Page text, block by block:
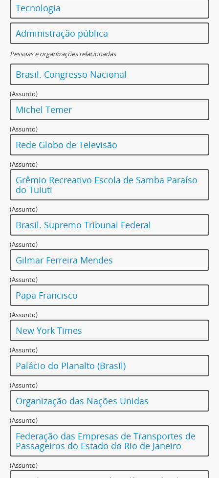
Tecnologia
Administração pública
Pessoas e organizações relacionadas
Brasil. Congresso Nacional
(Assunto)
Michel Temer
(Assunto)
Rede Globo de Televisão
(Assunto)
Grêmio Recreativo Escola de Samba Paraíso
do Tuiuti
(Assunto)
Brasil. Supremo Tribunal Federal
(Assunto)
Gilmar Ferreira Mendes
(Assunto)
Papa Francisco
(Assunto)
New York Times
(Assunto)
Palácio do Planalto (Brasil)
(Assunto)
Organização das Nações Unidas
(Assunto)
Federação das Empresas de Transportes de
Passageiros do Estado do Rio de Janeiro
(Assunto)